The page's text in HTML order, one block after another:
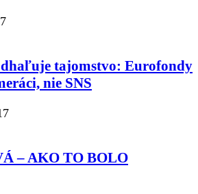
tajomstvo: Eurofondy
nie SNS
– AKO TO BOLO